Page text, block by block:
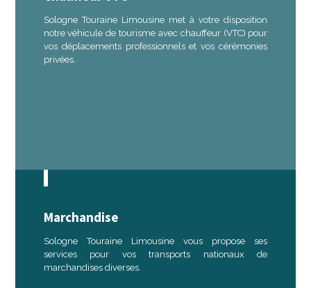
Sologne Touraine Limousine met à votre disposition
notre véhicule de tourisme avec chauffeur (VTC) pour
vos déplacements professionnels et vos cérémonies
privées.
Marchandise
Sologne Touraine Limousine vous propose ses
services pour vos transports nationaux de
marchandises diverses.